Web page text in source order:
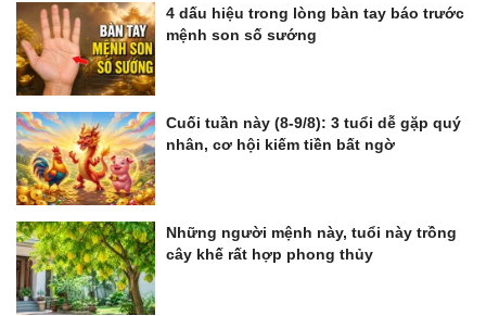
4 dấu hiệu trong lòng bàn tay báo trước
mệnh son số sướng
Cuối tuần này (8-9/8): 3 tuổi dễ gặp quý
nhân, cơ hội kiếm tiền bất ngờ
Những người mệnh này, tuổi này trồng
cây khế rất hợp phong thủy